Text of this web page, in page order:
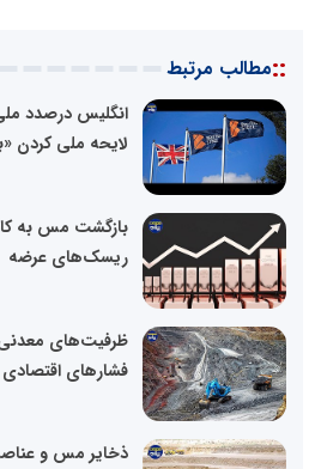
::مطالب مرتبط
انگلیس درصدد
لایحه ملی کردن
ریسک‌های عرضه
ظرفیت‌های
فشارهای اقتصادی
ذخایر مس و